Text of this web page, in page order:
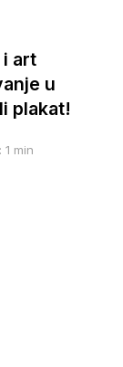
art
u
plakat!
min